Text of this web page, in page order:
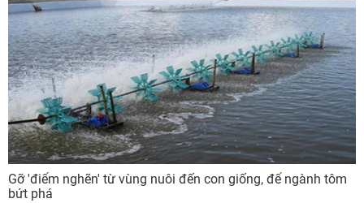
Gỡ 'điểm nghẽn' từ vùng nuôi đến con giống, để ngành tôm
bứt phá